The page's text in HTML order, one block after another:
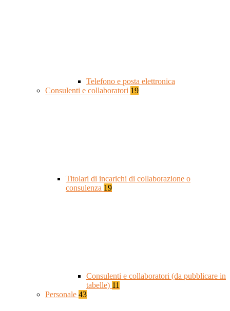
Telefono e posta elettronica
Consulenti e collaboratori 19
Titolari di incarichi di collaborazione o
consulenza 19
Consulenti e collaboratori (da pubblicare in
tabelle) 11
Personale 43